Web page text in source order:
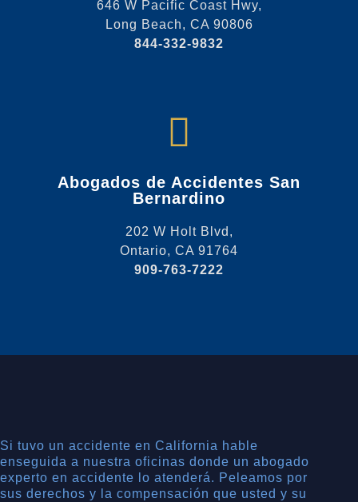
646 W Pacific Coast Hwy,
Long Beach, CA 90806
844-332-9832
Abogados de Accidentes San
Bernardino
202 W Holt Blvd,
Ontario, CA 91764
909-763-7222
Si tuvo un accidente en California hable
enseguida a nuestra oficinas donde un abogado
experto en accidente lo atenderá. Peleamos por
sus derechos y la compensación que usted y su